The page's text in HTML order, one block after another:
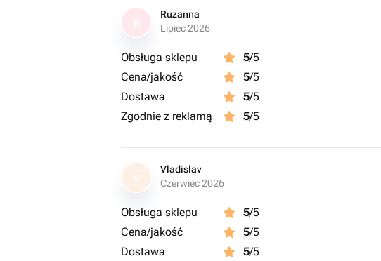
Ruzanna
Lipiec 2026
Obsługa sklepu 5/5
Cena/jakość
5/5
Dostawa
5/5
Zgodnie z reklamą
5/5
V
Vladislav
Czerwiec 2026
Obsługa sklepu 5/5
Cena/jakość
5/5
Dostawa
5/5